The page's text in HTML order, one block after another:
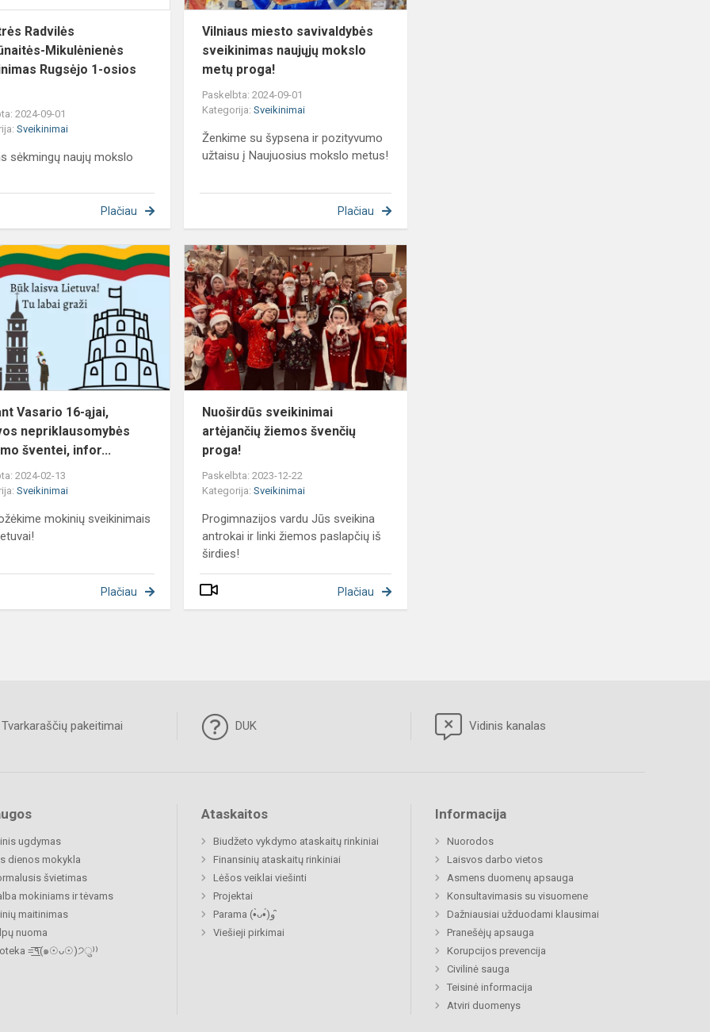
Radvilės
Mikulėnienės
Rugsėjo 1-osios
2024-09-01
Sveikinimai
sėkmingų naujų mokslo
Plačiau
Vilniaus miesto savivaldybės
sveikinimas naujųjų mokslo
metų proga!
Paskelbta: 2024-09-01
Kategorija:Sveikinimai
Ženkime su šypsena ir pozityvumo
užtaisu į Naujuosius mokslo metus!
Plačiau
Artėjant
Vasario
16-
ąjai,
Lietuvos
nepriklausomybės
atkūrim...
Vasario 16-ąjai,
nepriklausomybės
šventei, infor...
2024-02-13
Sveikinimai
mokinių sveikinimais
Plačiau
Nuoširdūs
sveikinimai
žiemos
švenčių
proga!
Nuoširdūs sveikinimai
artėjančių žiemos švenčių
proga!
Paskelbta: 2023-12-22
Kategorija:Sveikinimai
Progimnazijos vardu Jūs sveikina
antrokai ir linki žiemos paslapčių iš
širdies!
Plačiau
Tvarkaraščių pakeitimai DUK Vidinis kanalas
ugdymas
dienos mokykla
švietimas
mokiniams ir tėvams
maitinimas
nuoma
Biblioteka =͟͟͞͞٩(๑☉ᴗ☉)੭ु⁾⁾
Ataskaitos
Biudžeto vykdymo ataskaitų rinkiniai
Finansinių ataskaitų rinkiniai
Lėšos veiklai viešinti
Projektai
Parama (•̀ᴗ•́)و ̑̑
Viešieji pirkimai
Informacija
Nuorodos
Laisvos darbo vietos
Asmens duomenų apsauga
Konsultavimasis su visuomene
Dažniausiai užduodami klausimai
Pranešėjų apsauga
Korupcijos prevencija
Civilinė sauga
Teisinė informacija
Atviri duomenys